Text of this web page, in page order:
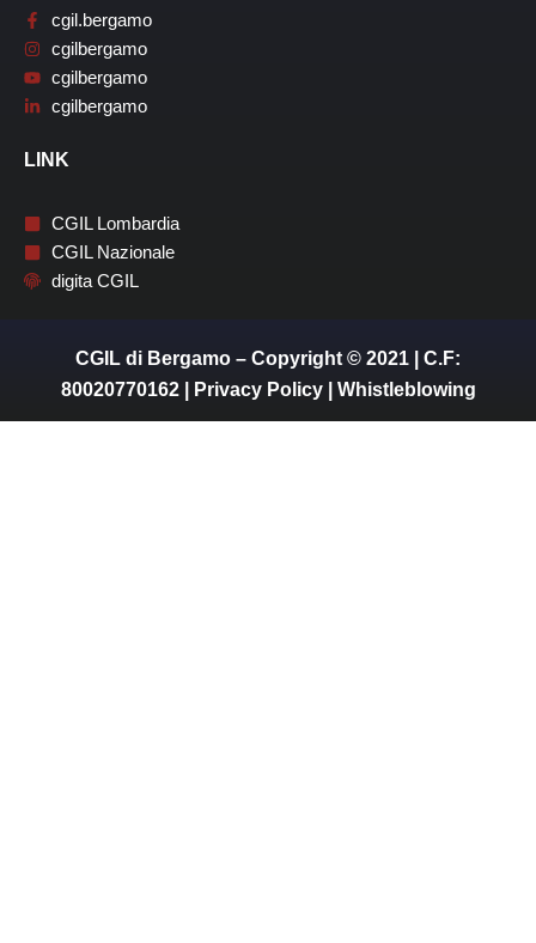
cgil.bergamo
cgilbergamo
cgilbergamo
cgilbergamo
LINK
CGIL Lombardia
CGIL Nazionale
digita CGIL
CGIL di Bergamo – Copyright © 2021 | C.F:
80020770162 |
Privacy Policy| Whistleblowing